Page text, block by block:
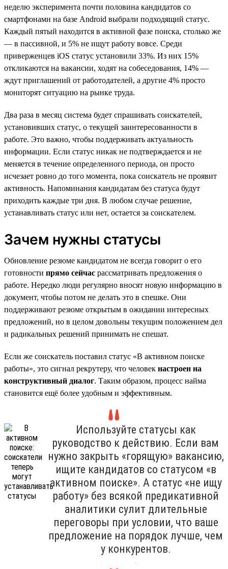
неделю эксперимента почти половина кандидатов со
смартфонами на базе Android выбрали подходящий статус.
Каждый пятый находится в активной фазе поиска, столько же
— в пассивной, и 5% не ищут работу вовсе. Среди
приверженцев iOS статус установили 33%. Из них 15%
откликаются на вакансии, ходят на собеседования, 14% —
ждут приглашений от работодателей, а другие 4% просто
мониторят ситуацию на рынке труда.
Два раза в месяц система будет спрашивать соискателей,
установивших статус, о текущей заинтересованности в
работе. Это важно, чтобы поддерживать актуальность
информации. Если статус никак не подтверждается и не
меняется в течение определенного периода, он просто
исчезает ровно до того момента, пока соискатель не проявит
активность. Напоминания кандидатам без статуса будут
приходить каждые три дня. В любом случае решение,
устанавливать статус или нет, остается за соискателем.
Зачем нужны статусы
Обновление резюме кандидатом не всегда говорит о его
готовности прямо сейчас рассматривать предложения о
работе. Нередко люди регулярно вносят новую информацию в
документ, чтобы потом не делать это в спешке. Они
поддерживают резюме открытым в ожидании интересных
предложений, но в целом довольны текущим положением дел
и радикальных решений принимать не спешат.
Если же соискатель поставил статус «В активном поиске
работы», это сигнал рекрутеру, что человек настроен на
конструктивный диалог. Таким образом, процесс найма
становится ещё более удобным и эффективным.
Используйте статусы как
руководство к действию. Если вам
нужно закрыть «горящую» вакансию,
ищите кандидатов со статусом «в
активном поиске». А статус «не ищу
работу» без всякой предикативной
аналитики сулит длительные
переговоры при условии, что ваше
предложение на порядок лучше, чем
у конкурентов.
.